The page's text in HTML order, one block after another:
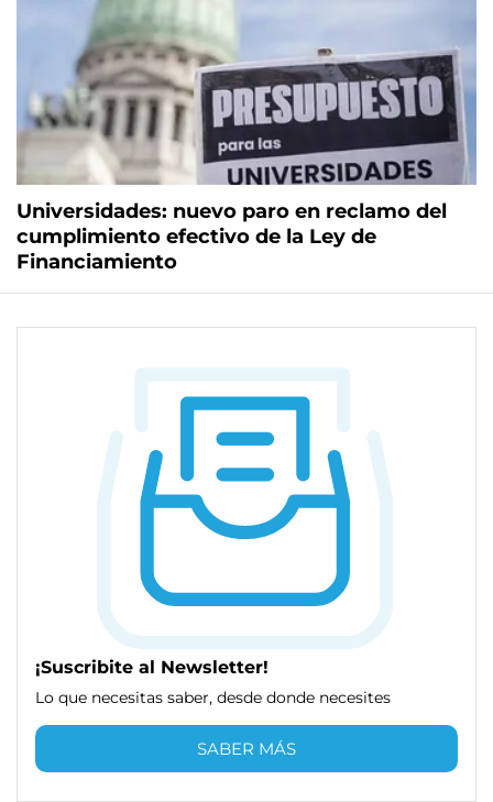
Universidades: nuevo paro en reclamo del
cumplimiento efectivo de la Ley de
Financiamiento
¡Suscribite al Newsletter!
Lo que necesitas saber, desde donde necesites
SABER MÁS